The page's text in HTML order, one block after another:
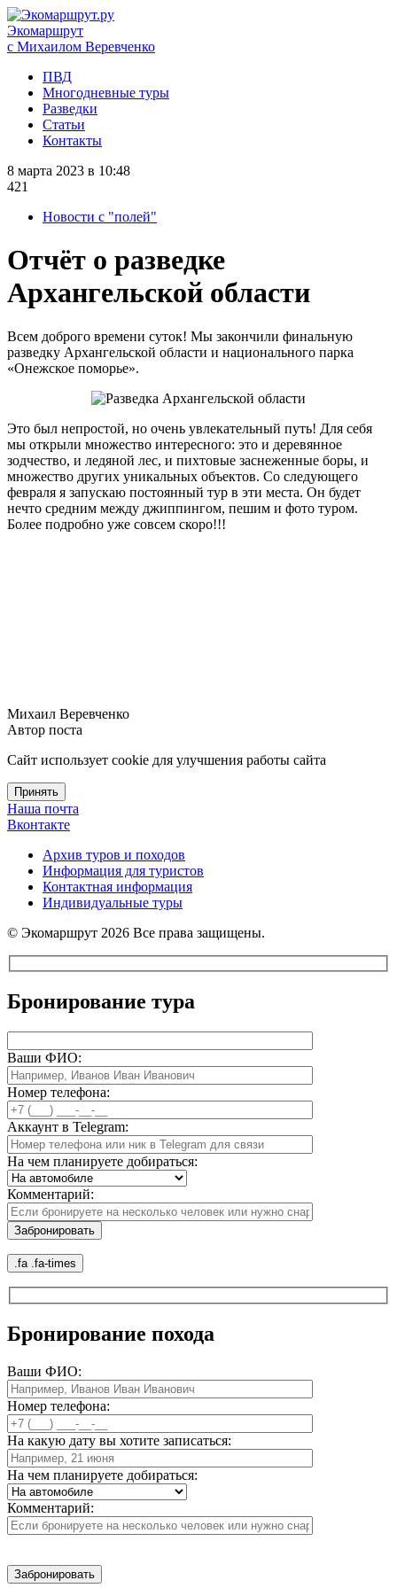
Экомаршрут
с Михаилом Веревченко
ПВД
Многодневные туры
Разведки
Статьи
Контакты
8 марта 2023 в 10:48
421
Новости с "полей"
Отчёт о разведке
Архангельской области
Всем доброго времени суток! Мы закончили финальную
разведку Архангельской области и национального парка
«Онежское поморье».
Это был непростой, но очень увлекательный путь! Для себя
мы открыли множество интересного: это и деревянное
зодчество, и ледяной лес, и пихтовые заснеженные боры, и
множество других уникальных объектов. Со следующего
февраля я запускаю постоянный тур в эти места. Он будет
нечто средним между джиппингом, пешим и фото туром.
Более подробно уже совсем скоро!!!
Михаил Веревченко
Автор поста
Сайт использует cookie для улучшения работы сайта
Принять
Наша почта
Вконтакте
Архив туров и походов
Информация для туристов
Контактная информация
Индивидуальные туры
© Экомаршрут 2026 Все права защищены.
Бронирование тура
Ваши ФИО:
Номер телефона:
Аккаунт в Telegram:
На чем планируете добираться:
Комментарий:
.fa .fa-times
Бронирование похода
Ваши ФИО:
Номер телефона:
На какую дату вы хотите записаться:
На чем планируете добираться:
Комментарий: